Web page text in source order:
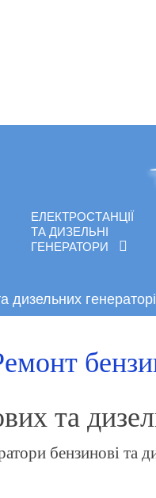
ЕЛЕКТРОСТАНЦІЇ
ТА ДИЗЕЛЬНІ
ГЕНЕРАТОРИ
дизельних
та
бензинові та